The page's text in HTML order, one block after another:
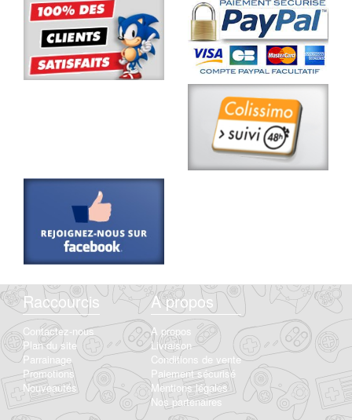
Raccourcis
Contactez-nous
Plan du site
Parrainage
Promotions
Nouveautés
A propos
A propos
Livraison
Conditions de vente
Paiement sécurisé
Mentions légales
Nos partenaires